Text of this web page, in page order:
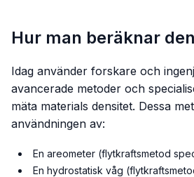
Hur man beräknar
Idag använder forskare och
avancerade metoder och
mäta materials densitet. Dessa
användningen av:
En areometer (flytkraftsmetod
En hydrostatisk våg